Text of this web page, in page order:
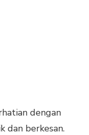
dengan
dan berkesan.